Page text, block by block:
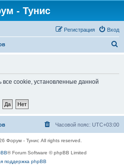
- Тунис
Вход
Регистрация
все cookie, установленные данной
Часовой пояс: UTC+03:00
Форум - Тунис All rights reserved.
® Forum Software © phpBB Limited
поддержка phpBB